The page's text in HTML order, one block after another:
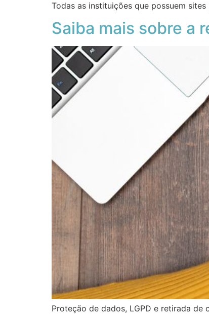
Todas as instituições que possuem
Saiba mais sobre a
Proteção de dados, LGPD e retirada